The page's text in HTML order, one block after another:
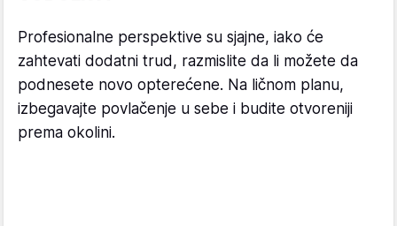
Profesionalne perspektive su sjajne, iako će
zahtevati dodatni trud, razmislite da li možete da
podnesete novo opterećene. Na ličnom planu,
izbegavajte povlačenje u sebe i budite otvoreniji
prema okolini.